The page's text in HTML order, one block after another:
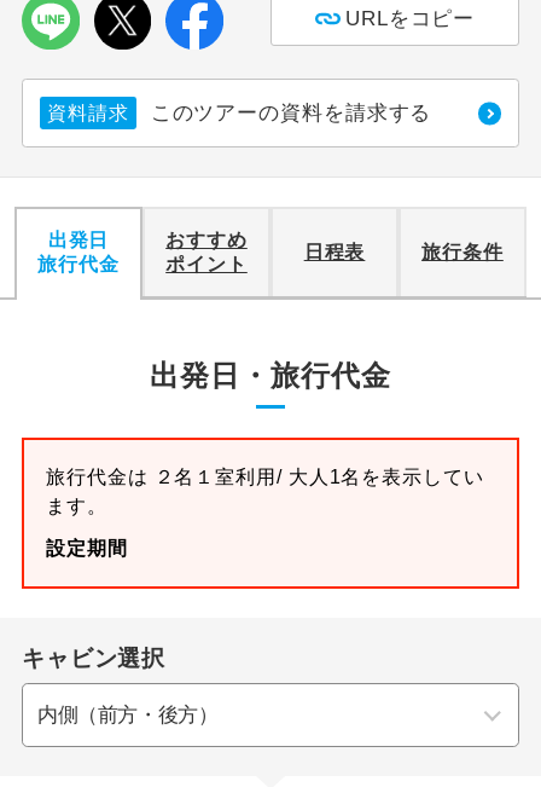
URLをコピー
資料請求 このツアーの資料を請求する
出発日
旅行代金
おすすめ
ポイント
日程表 旅行条件
出発日・旅行代金
旅行代金は ２名１室利用/ 大人1名を表示してい
ます。
設定期間
キャビン選択